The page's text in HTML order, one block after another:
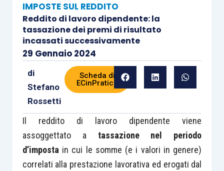
IMPOSTE SUL REDDITO
Reddito di lavoro dipendente: la
tassazione dei premi di risultato
incassati successivamente
29 Gennaio 2024
di
Stefano
Rossetti
Scheda di
ECinPratica
Il reddito di lavoro dipendente viene
assoggettato a tassazione nel periodo
d’imposta in cui le somme (e i valori in genere)
correlati alla prestazione lavorativa ed erogati dal